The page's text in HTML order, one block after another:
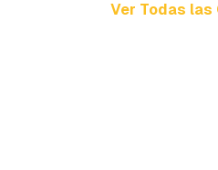
Ver Todas las